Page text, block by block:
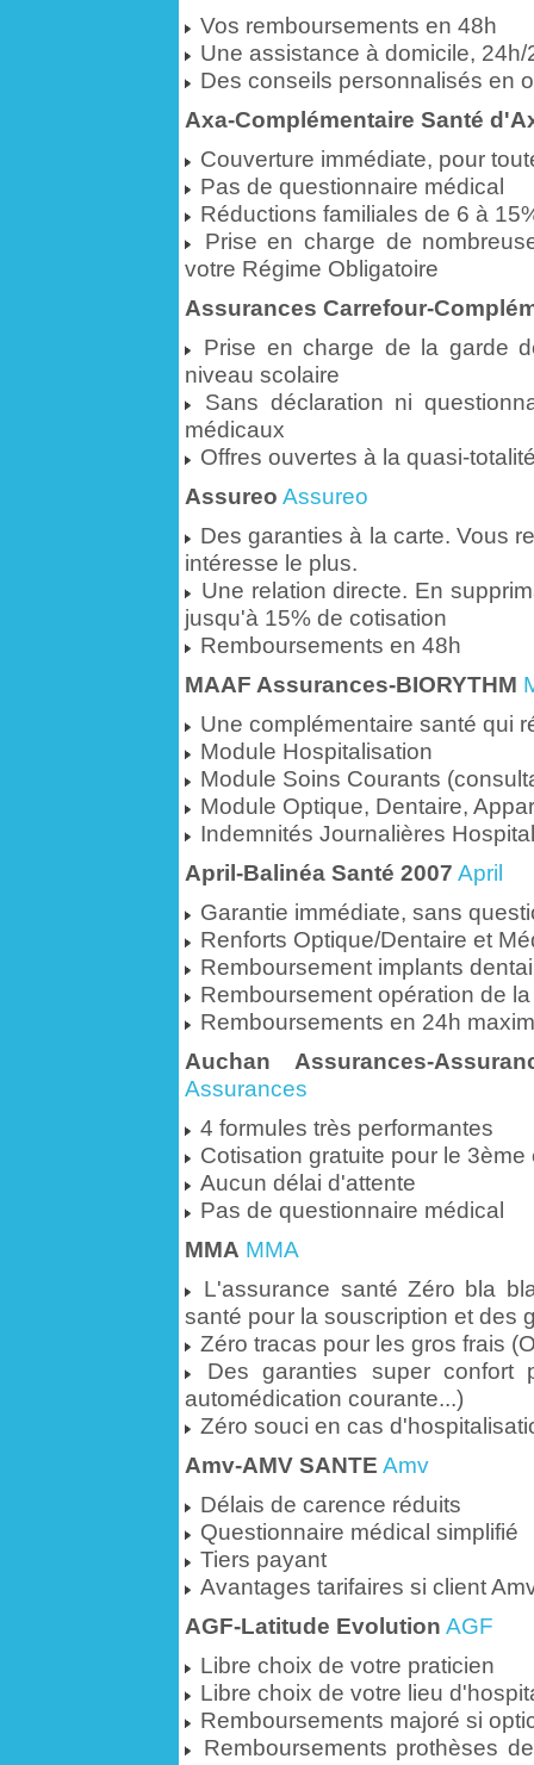
Vos remboursements en 48h
Une assistance à domicile,
Des conseils personnalisés en
Axa-Complémentaire Santé
Couverture immédiate, pour
Pas de questionnaire médical
Réductions familiales de 6 à
Prise en charge de
votre Régime Obligatoire
Assurances Carrefour-
Prise en charge de la garde
niveau scolaire
Sans déclaration ni
médicaux
Offres ouvertes à la quasi-
Assureo Assureo
Des garanties à la carte. Vous
intéresse le plus.
Une relation directe. En
jusqu'à 15% de cotisation
Remboursements en 48h
MAAF Assurances-BIORYTHM
Une complémentaire santé qui
Module Hospitalisation
Module Soins Courants
Module Optique, Dentaire,
Indemnités Journalières
April-Balinéa Santé 2007 April
Garantie immédiate, sans
Renforts Optique/Dentaire et
Remboursement implants
Remboursement opération de
Remboursements en 24h
Auchan Assurances-
Assurances
4 formules très performantes
Cotisation gratuite pour le
Aucun délai d'attente
Pas de questionnaire médical
MMA MMA
L'assurance santé Zéro bla
santé pour la souscription et des
Zéro tracas pour les gros frais
Des garanties super confort
automédication courante...)
Zéro souci en cas
Amv-AMV SANTE Amv
Délais de carence réduits
Questionnaire médical simplifié
Tiers payant
Avantages tarifaires si client
AGF-Latitude Evolution AGF
Libre choix de votre praticien
Libre choix de votre lieu
Remboursements majoré si
Remboursements prothèses